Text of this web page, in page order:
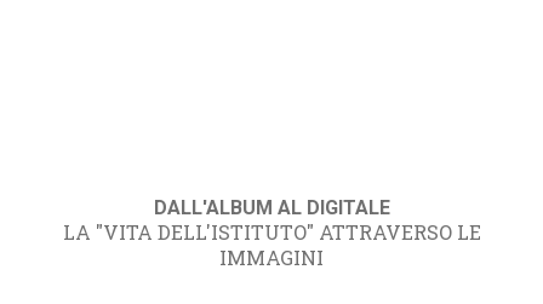
DALL'ALBUM AL DIGITALE
LA "VITA DELL'ISTITUTO" ATTRAVERSO LE
IMMAGINI